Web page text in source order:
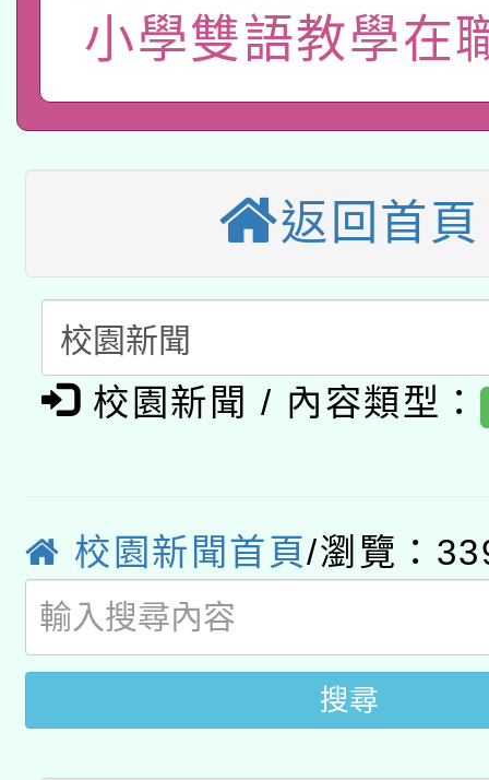
業技術研究院辦理「
用水績優單位及節水達
115年8月22日(星期六
本校115學年度第2次
招甄選結果公告(無人
適應運動共學行動站研
本館辦理115年度閱讀
暨閱讀推動專業研習
科技賦能─人工智慧
礎課程
A3數位素養講師名單
「數位內容與教學軟
薪期間赴陸應申請許可
業技術研究院辦理「
用水績優單位及節水達
115年8月22日(星期六
桃園市孔廟祈福系列
開 智慧啟航」
2026年桃園地景藝術
小學雙語教學在
返回首頁
校園新聞 / 內容類型：
校園新聞首頁/瀏覽：
搜尋